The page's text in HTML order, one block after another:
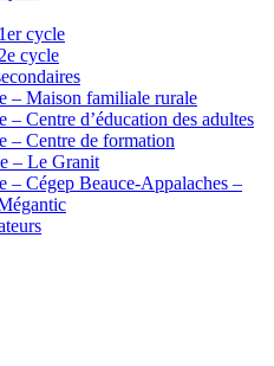
cycle
cycle
– Maison familiale rurale
– Centre d’éducation des adultes
– Centre de formation
– Le Granit
– Cégep Beauce-Appalaches –